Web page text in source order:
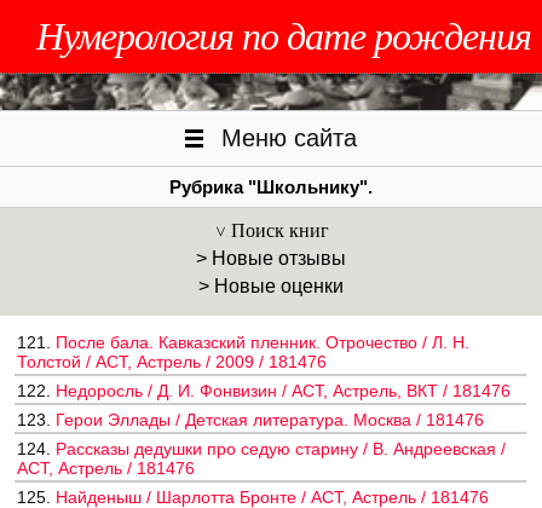
Нумерология по дате рождения
Меню сайта
Рубрика "Школьнику".
Поиск книг
> Новые отзывы
> Новые оценки
121. После бала. Кавказский пленник. Отрочество / Л. Н.
Толстой / АСТ, Астрель / 2009 / 181476
122. Недоросль / Д. И. Фонвизин / АСТ, Астрель, ВКТ / 181476
123. Герои Эллады / Детская литература. Москва / 181476
124. Рассказы дедушки про седую старину / В. Андреевская /
АСТ, Астрель / 181476
125. Найденыш / Шарлотта Бронте / АСТ, Астрель / 181476